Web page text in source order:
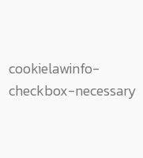
cookielawinfo-
checkbox-necessary